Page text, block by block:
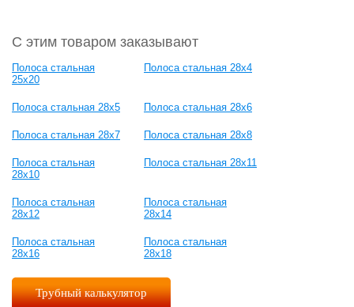
С этим товаром заказывают
Полоса стальная
25x20
Полоса стальная 28x4
Полоса стальная 28x5 Полоса стальная 28x6
Полоса стальная 28x7 Полоса стальная 28x8
Полоса стальная
28x10
Полоса стальная 28x11
Полоса стальная
28x12
Полоса стальная
28x14
Полоса стальная
28x16
Полоса стальная
28x18
Трубный калькулятор